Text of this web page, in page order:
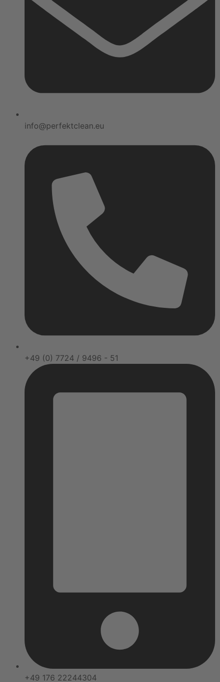
info@perfektclean.eu
+49 (0) 7724 / 9496 - 51
+49 176 22244304